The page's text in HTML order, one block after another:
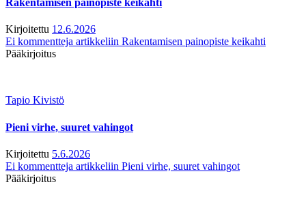
Rakentamisen painopiste keikahti
Kirjoitettu 12.6.2026
Ei kommentteja artikkeliin Rakentamisen painopiste keikahti
Pääkirjoitus
Tapio Kivistö
Pieni virhe, suuret vahingot
Kirjoitettu 5.6.2026
Ei kommentteja artikkeliin Pieni virhe, suuret vahingot
Pääkirjoitus